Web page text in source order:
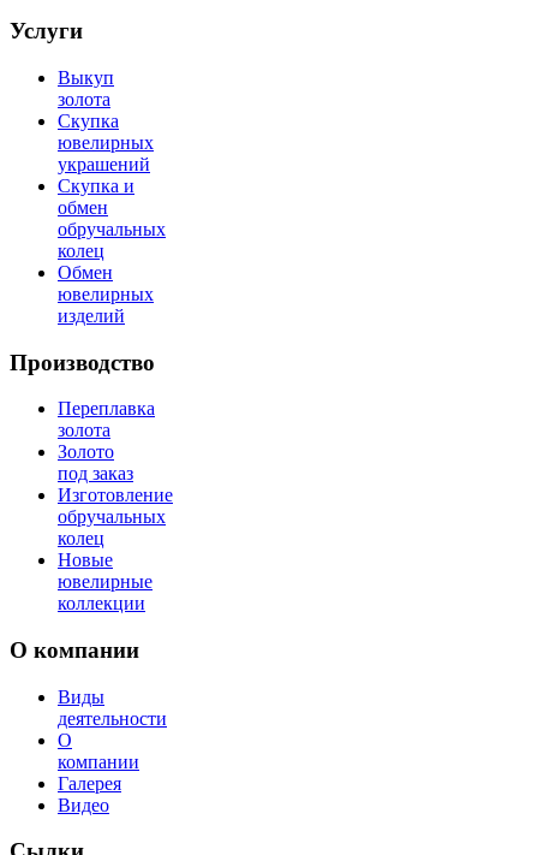
Услуги
Выкуп
золота
Скупка
ювелирных
украшений
Скупка и
обмен
обручальных
колец
Обмен
ювелирных
изделий
Производство
Переплавка
золота
Золото
под заказ
Изготовление
обручальных
колец
Новые
ювелирные
коллекции
О компании
Виды
деятельности
О
компании
Галерея
Видео